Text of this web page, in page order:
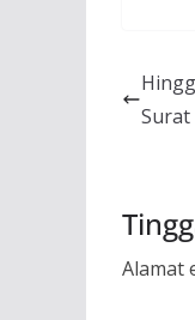
Surat
Alamat